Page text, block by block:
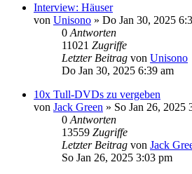
Interview: Häuser
von Unisono » Do Jan 30, 2025
0 Antworten
11021 Zugriffe
Letzter Beitrag von Unisono
Do Jan 30, 2025 6:39 am
10x Tull-DVDs zu vergeben
von Jack Green » So Jan 26, 2025
0 Antworten
13559 Zugriffe
Letzter Beitrag von Jack
So Jan 26, 2025 3:03 pm